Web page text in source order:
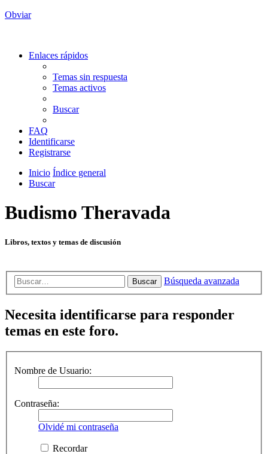
Obviar
Enlaces rápidos
Temas sin respuesta
Temas activos
Buscar
FAQ
Identificarse
Registrarse
Inicio Índice general
Buscar
Budismo Theravada
Libros, textos y temas de discusión
Buscar Búsqueda avanzada
Necesita identificarse para responder
temas en este foro.
Nombre de Usuario:
Contraseña:
Olvidé mi contraseña
Recordar